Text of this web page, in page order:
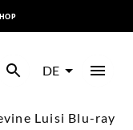
DE
Luisi Blu-ray